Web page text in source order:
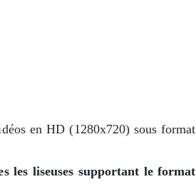
en HD (1280x720) sous format
les liseuses supportant le format